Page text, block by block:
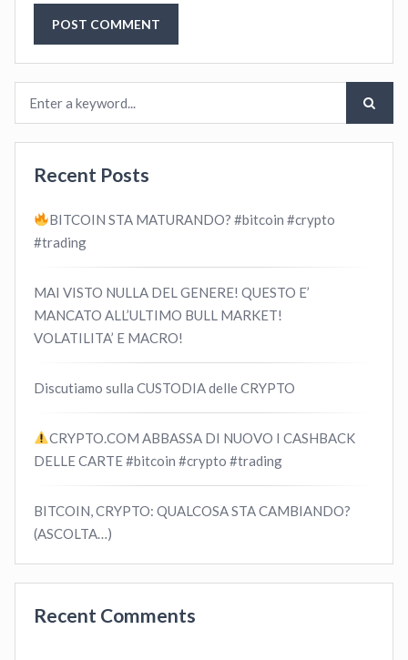
Recent Posts
BITCOIN STA MATURANDO? #bitcoin #crypto
#trading
MAI VISTO NULLA DEL GENERE! QUESTO E’
MANCATO ALL’ULTIMO BULL MARKET!
VOLATILITA’ E MACRO!
Discutiamo sulla CUSTODIA delle CRYPTO
CRYPTO.COM ABBASSA DI NUOVO I CASHBACK
DELLE CARTE #bitcoin #crypto #trading
BITCOIN, CRYPTO: QUALCOSA STA CAMBIANDO?
(ASCOLTA…)
Recent Comments